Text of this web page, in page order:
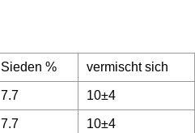
Sieden % vermischt sich
7.7 10±4
7.7 10±4